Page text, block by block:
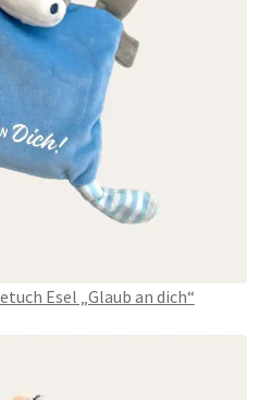
Esel „Glaub an dich“